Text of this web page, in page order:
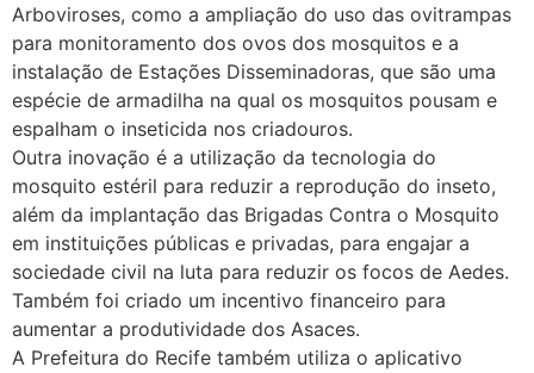
Arboviroses, como a ampliação do uso das ovitrampas
para monitoramento dos ovos dos mosquitos e a
instalação de Estações Disseminadoras, que são uma
espécie de armadilha na qual os mosquitos pousam e
espalham o inseticida nos criadouros.
Outra inovação é a utilização da tecnologia do
mosquito estéril para reduzir a reprodução do inseto,
além da implantação das Brigadas Contra o Mosquito
em instituições públicas e privadas, para engajar a
sociedade civil na luta para reduzir os focos de Aedes.
Também foi criado um incentivo financeiro para
aumentar a produtividade dos Asaces.
A Prefeitura do Recife também utiliza o aplicativo